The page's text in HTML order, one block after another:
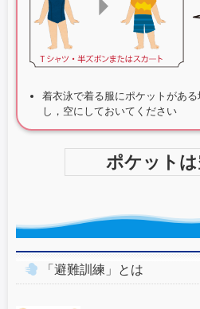
着衣泳で着る服にポケットがあ
し，空にしておいてください
ポケットは
「避難訓練」とは